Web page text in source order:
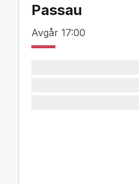
Passau
Avgår 17:00